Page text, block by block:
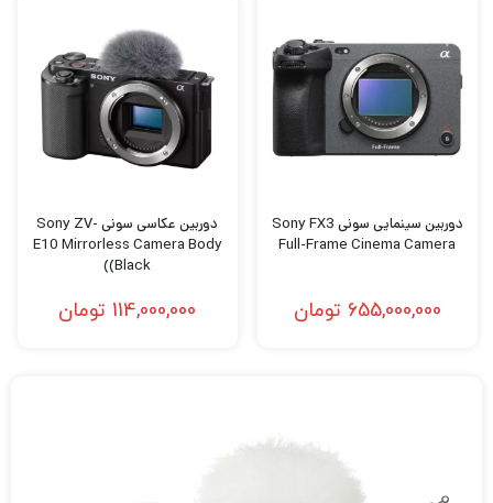
دوربین سینمایی سونی Sony FX3
Full-Frame Cinema Camera
655,000,000 تومان
دوربین عکاسی سونی Sony ZV-
E10 Mirrorless Camera Body
(Black)
114,000,000 تومان